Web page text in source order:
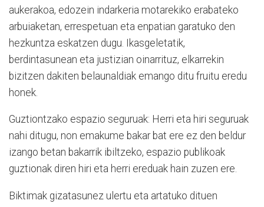
aukerakoa, edozein indarkeria motarekiko erabateko
arbuiaketan, errespetuan eta enpatian garatuko den
hezkuntza eskatzen dugu. Ikasgeletatik,
berdintasunean eta justizian oinarrituz, elkarrekin
bizitzen dakiten belaunaldiak emango ditu fruitu eredu
honek.
Guztiontzako espazio seguruak: Herri eta hiri seguruak
nahi ditugu, non emakume bakar bat ere ez den beldur
izango betan bakarrik ibiltzeko, espazio publikoak
guztionak diren hiri eta herri ereduak hain zuzen ere.
Biktimak gizatasunez ulertu eta artatuko dituen